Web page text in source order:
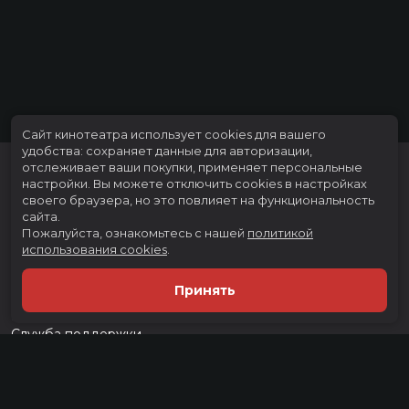
Расписание
Скоро в кино
Новости и акции
Служба поддержки
Сайт кинотеатра использует cookies для вашего
удобства: сохраняет данные для авторизации,
отслеживает ваши покупки, применяет персональные
настройки. Вы можете отключить cookies в настройках
своего браузера, но это повлияет на функциональность
сайта.
Пожалуйста, ознакомьтесь с нашей политикой
использования cookies
Принять